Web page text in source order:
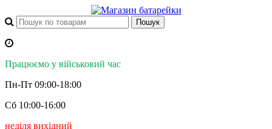
Працюємо у військовий час
Пн-Пт 09:00-18:00
Сб 10:00-16:00
неділя вихідний